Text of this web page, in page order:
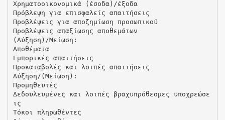
Χρηματοοικονομικά (έσοδα)/έξοδα
Πρόβλεψη για επισφαλείς απαιτήσεις
Προβλέψεις για αποζημίωση προσωπικού
Προβλέψεις απαξίωσης αποθεμάτων
(Αύξηση)/Μείωση:
Αποθέματα
Εμπορικές απαιτήσεις
Προκαταβολές και λοιπές απαιτήσεις
Αύξηση/(Μείωση):
Προμηθευτές
Δεδουλευμένες και λοιπές βραχυπρόθεσμες υποχρεώσε
ις
Τόκοι πληρωθέντες